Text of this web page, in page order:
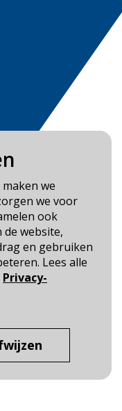
we
we voor
ook
website,
en gebruiken
Lees alle
Privacy-